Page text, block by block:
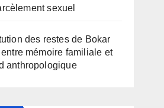
sexuel
des restes de Bokar
entre mémoire familiale et
anthropologique